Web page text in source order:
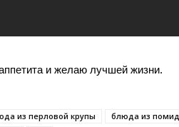
и желаю лучшей жизни.
из перловой крупы
блюда из